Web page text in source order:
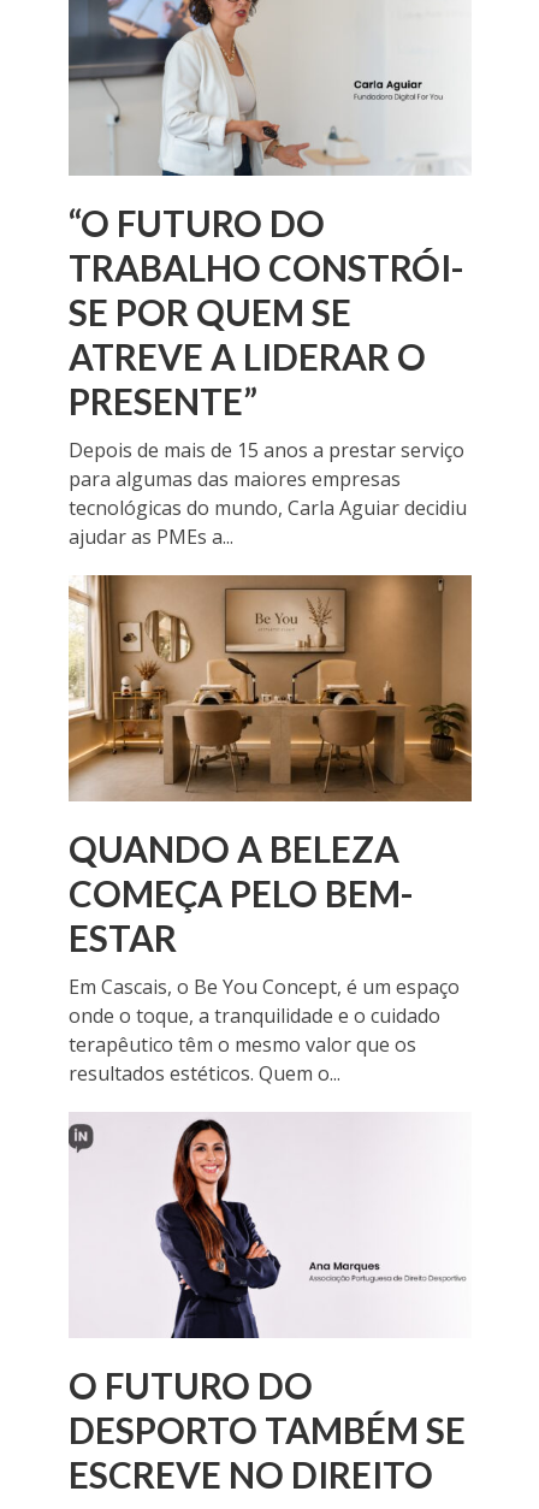
“O FUTURO DO
TRABALHO CONSTRÓI-
SE POR QUEM SE
ATREVE A LIDERAR O
PRESENTE”
Depois de mais de 15 anos a prestar serviço
para algumas das maiores empresas
tecnológicas do mundo, Carla Aguiar decidiu
ajudar as PMEs a...
QUANDO A BELEZA
COMEÇA PELO BEM-
ESTAR
Em Cascais, o Be You Concept, é um espaço
onde o toque, a tranquilidade e o cuidado
terapêutico têm o mesmo valor que os
resultados estéticos. Quem o...
O FUTURO DO
DESPORTO TAMBÉM SE
ESCREVE NO DIREITO